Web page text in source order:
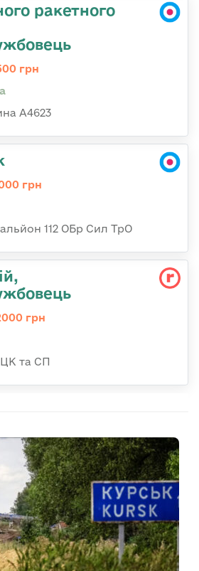
ракетного
грн
А4623
грн
112 ОБр Сил ТрО
грн
та СП